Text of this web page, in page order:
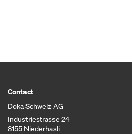
Contact
Doka Schweiz AG
Industriestrasse 24
8155 Niederhasli